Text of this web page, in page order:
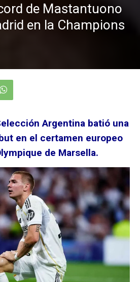
de Mastantuono
en la Champions
Argentina batió una
en el certamen europeo
de Marsella.